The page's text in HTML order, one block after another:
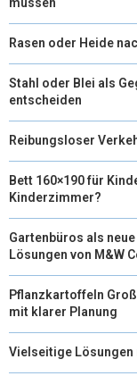
Rasen oder Heide
Stahl oder Blei als
entscheiden
Reibungsloser
Bett 160×190 für
Kinderzimmer?
Gartenbüros als
Lösungen von M&W
Pflanzkartoffeln
mit klarer Planung
Vielseitige